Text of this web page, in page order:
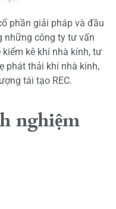
phần giải pháp và đầu
những công ty tư vấn
kê khí nhà kính, tư
phát thải khí nhà kính,
tái tạo REC.
nghiệm